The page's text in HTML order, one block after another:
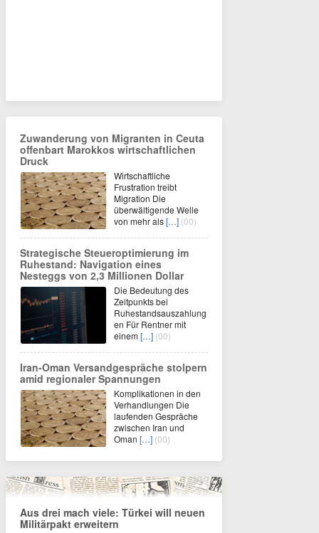
Zuwanderung von Migranten in Ceuta
offenbart Marokkos wirtschaftlichen
Druck
Wirtschaftliche
Frustration treibt
Migration Die
überwältigende Welle
von mehr als[…] (00)
Strategische Steueroptimierung im
Ruhestand: Navigation eines
Nesteggs von 2,3 Millionen Dollar
Die Bedeutung des
Zeitpunkts bei
Ruhestandsauszahlung
en Für Rentner mit
einem[…] (00)
Iran-Oman Versandgespräche stolpern
amid regionaler Spannungen
Komplikationen in den
Verhandlungen Die
laufenden Gespräche
zwischen Iran und
Oman […] (00)
Aus drei mach viele: Türkei will neuen
Militärpakt erweitern